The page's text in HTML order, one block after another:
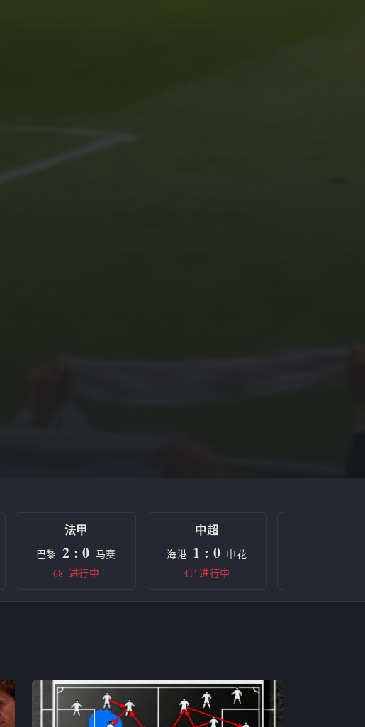
法甲
巴黎 2 : 0 马赛
68' 进行中
中超
海港 1 : 0 申花
41' 进行中